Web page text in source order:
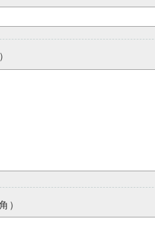
）
）